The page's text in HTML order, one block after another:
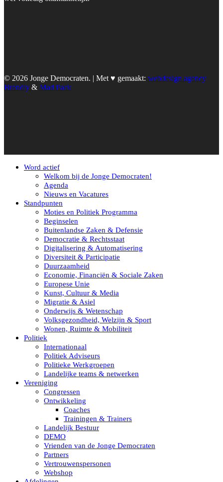
© 2026 Jonge Democraten. | Met ♥︎ gemaakt: webdesign agency
Brendly & Mad Pack
Word actief
Welkom bij de Jonge Democraten!
Agenda
Nieuws en Vacatures
Standpunten
Moties en Politiek Programma
Beginselen
Buitenlandse Zaken & Defensie
Democratie & Rechtsstaat
Digitalisering & Automatisering
Diversiteit & Participatie
Duurzaamheid
Economie, Financiën & Sociale Zaken
Europese Unie
Kunst, Cultuur & Media
Migratie & Asiel
Onderwijs & Wetenschap
Volksgezondheid, Welzijn & Sport
Wonen, Ruimte & Mobiliteit
Politiek
Internationaal
Politiek Adviseurs
Politieke Werkgroepen
Landelijke teams & netwerken
Vereniging
Congressen
Ontwikkeling
Coaches
Trainingen & Trainers
Landelijk Bestuur
DEMO
Vrienden van de Jonge Democraten
Partners
Vertrouwenspersonen
Webshop